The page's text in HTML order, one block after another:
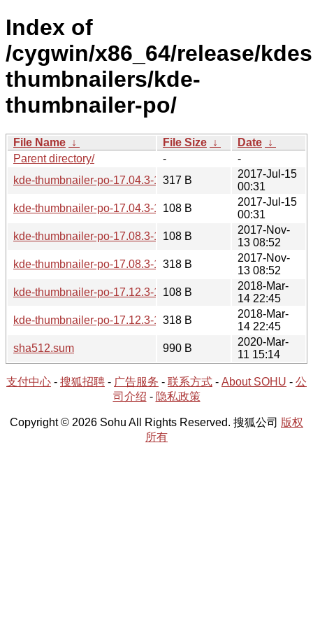
Index of
/cygwin/x86_64/release/
thumbnailers/kde-
thumbnailer-po/
File Name ↓ File Size ↓ Date ↓
Parent directory/
-
-
kde-thumbnailer-po-17.04.3-1.hint
317 B
2017-Jul-15
00:31
kde-thumbnailer-po-17.04.3-1.tar.xz
108 B
2017-Jul-15
00:31
kde-thumbnailer-po-17.08.3-1.tar.xz
108 B
2017-Nov-
13 08:52
kde-thumbnailer-po-17.08.3-1.hint
318 B
2017-Nov-
13 08:52
kde-thumbnailer-po-17.12.3-1.tar.xz
108 B
2018-Mar-
14 22:45
kde-thumbnailer-po-17.12.3-1.hint
318 B
2018-Mar-
14 22:45
sha512.sum
990 B
2020-Mar-
11 15:14
支付中心 - 搜狐招聘 - 广告服务 - 联系方式 - About SOHU - 公
司介绍 - 隐私政策
Copyright © 2026 Sohu All Rights Reserved. 搜狐公司 版权
所有